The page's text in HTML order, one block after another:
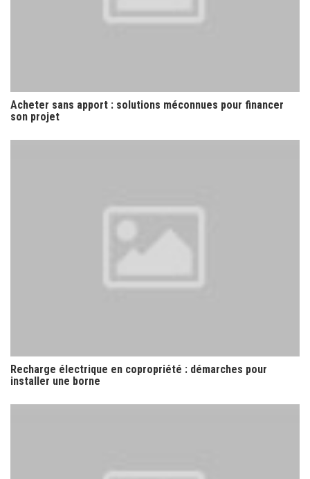
Acheter sans apport : solutions méconnues pour financer
son projet
Recharge électrique en copropriété : démarches pour
installer une borne